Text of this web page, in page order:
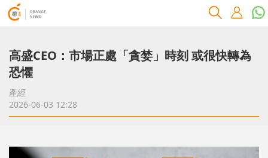
高盛CEO：市場正處「貪婪」時刻 或很快轉為
恐懼
產經
2026-06-03 12:28